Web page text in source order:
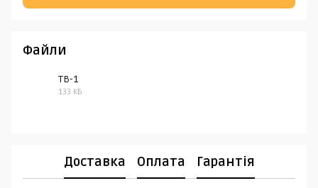
Файли
TB-1
133 КБ
Доставка Оплата Гарантія